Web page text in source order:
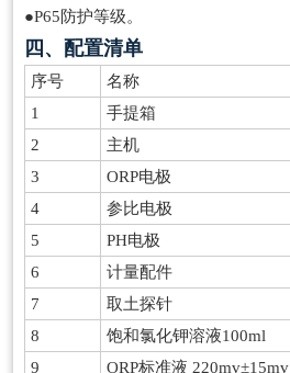
●P65防护等级。
四、配置清单
序号 名称
1
手提箱
2
主机
3
ORP电极
4
参比电极
5
PH电极
6
计量配件
7
取土探针
8
饱和氯化钾溶液100ml
9
ORP标准液 220mv±15mv